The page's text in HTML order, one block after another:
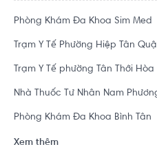
Phòng Khám Đa Khoa Sim Med
Trạm Y Tế Phường Hiệp Tân
Trạm Y Tế phường Tân Thới
Nhà Thuốc Tư Nhân Nam
Phòng Khám Đa Khoa Bình Tân
Xem thêm